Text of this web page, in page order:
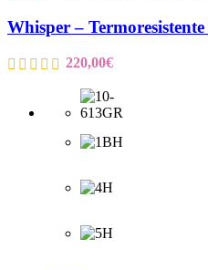
Whisper –
220,00€